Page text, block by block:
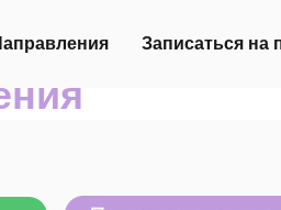
Записаться на